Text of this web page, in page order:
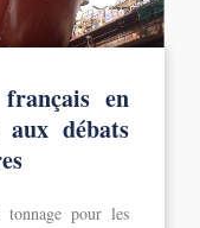
en
débats
pour les